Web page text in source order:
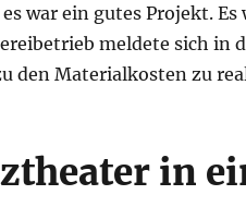
war ein gutes Pro­jekt.
mel­de­te sich in
den Mate­ri­al­kos­ten zu
in